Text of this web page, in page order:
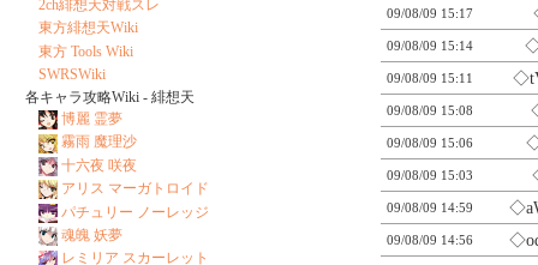
09/08/09 15:17
09/08/09 15:14
09/08/09 15:11
09/08/09 15:08
09/08/09 15:06
09/08/09 15:03
09/08/09 14:59
09/08/09 14:56
2ch緋想天対戦スレ
東方緋想天Wiki
東方 Tools Wiki
SWRSWiki
各キャラ攻略Wiki - 緋想天
博麗 霊夢
霧雨 魔理沙
十六夜 咲夜
アリス マーガトロイド
パチュリー ノーレッジ
魂魄 妖夢
レミリア スカーレット